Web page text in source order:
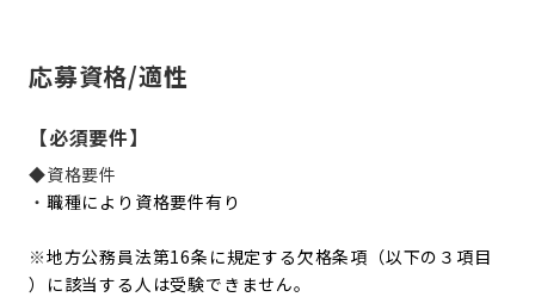
応募資格/適性
【必須要件】
◆資格要件
・ 職種により資格要件有り
※地方公務員法第16条に規定する欠格条項（以下の３項目
）に該当する人は受験できません。